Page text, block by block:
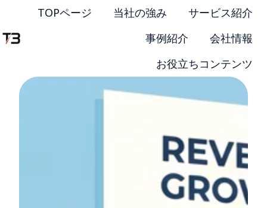
ペー
TOPページ 当社の強み
サービス紹介
事例紹介
会社情報
お役立ちコンテンツ